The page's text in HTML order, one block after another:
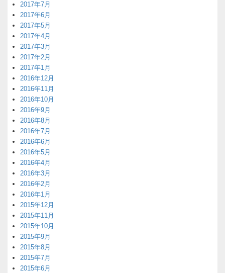
2017年7月
2017年6月
2017年5月
2017年4月
2017年3月
2017年2月
2017年1月
2016年12月
2016年11月
2016年10月
2016年9月
2016年8月
2016年7月
2016年6月
2016年5月
2016年4月
2016年3月
2016年2月
2016年1月
2015年12月
2015年11月
2015年10月
2015年9月
2015年8月
2015年7月
2015年6月